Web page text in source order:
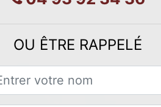
OU ÊTRE RAPPELÉ